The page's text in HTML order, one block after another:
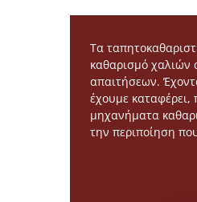
Τα
καθαρισμό χαλιών
απαιτήσεων.
έχουμε καταφέρει,
μηχανήματα
την περιποίηση